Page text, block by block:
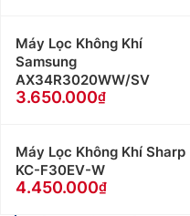
Máy Lọc Không Khí
Samsung
AX34R3020WW/SV
3.650.000
Máy Lọc Không Khí Sharp
KC-F30EV-W
4.450.000